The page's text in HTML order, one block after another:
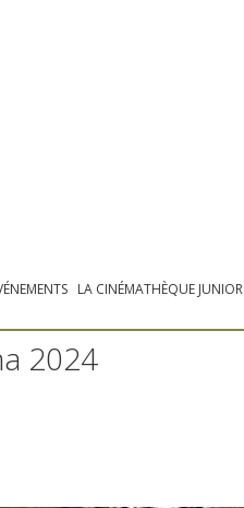
LA CINÉMATHÈQUE JUNIOR
2024